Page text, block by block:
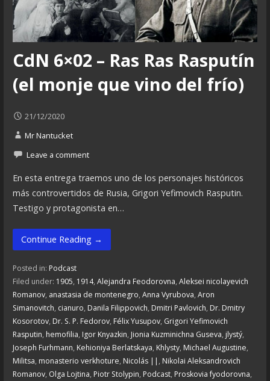
CdN 6×02 – Ras Ras Rasputín
(el monje que vino del frío)
21/12/2020
Mr Nantucket
Leave a comment
En esta entrega traemos uno de los personajes históricos
más controvertidos de Rusia, Grigori Yefimovich Rasputin.
Testigo y protagonista en…
Continue Reading →
Posted in: Podcast
Filed under: 1905, 1914, Alejandra Feodorovna, Aleksei nicolayevich
Romanov, anastasia de montenegro, Anna Vyrubova, Aron
Simanovitch, cianuro, Danila Filippovich, Dmitri Pavlovich, Dr. Dmitry
Kosorotov, Dr. S. P. Fedorov, Félix Yusupov, Grigori Yefimovich
Rasputin, hemofilia, Igor Knyazkin, Jionia Kuzminichna Guseva, jlystý,
Joseph Furhmann, Kehioniya Berlatskaya, Khlysty, Michael Augustine,
Militsa, monasterio verkhoture, Nicolás || , Nikolai Aleksandrovich
Romanov, Olga Lojtina, Piotr Stolypin, Podcast, Proskovia fyodorovna,